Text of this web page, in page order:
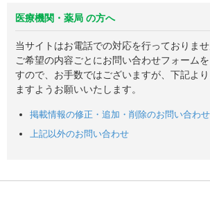
医療機関・薬局 の方へ
当サイトはお電話での対応を行っておりませ
ご希望の内容ごとにお問い合わせフォーム
すので、お手数ではございますが、下記よ
ますようお願いいたします。
掲載情報の修正・追加・削除のお問い合わせ
上記以外のお問い合わせ